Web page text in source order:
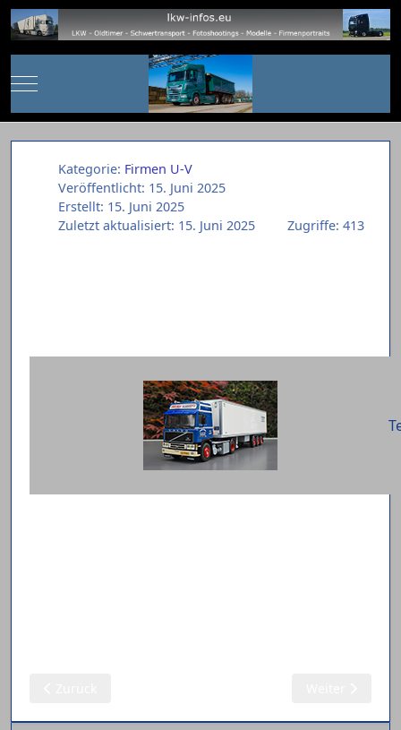
Mobile Menu Toggle
Kategorie: Firmen U-V
Veröffentlicht: 15. Juni 2025
Erstellt: 15. Juni 2025
Zuletzt aktualisiert: 15. Juni 2025
Zugriffe: 413